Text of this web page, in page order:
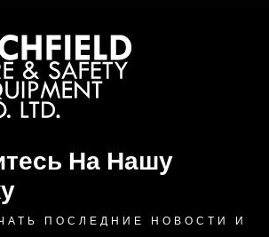
На Нашу
ПОСЛЕДНИЕ НОВОСТИ И